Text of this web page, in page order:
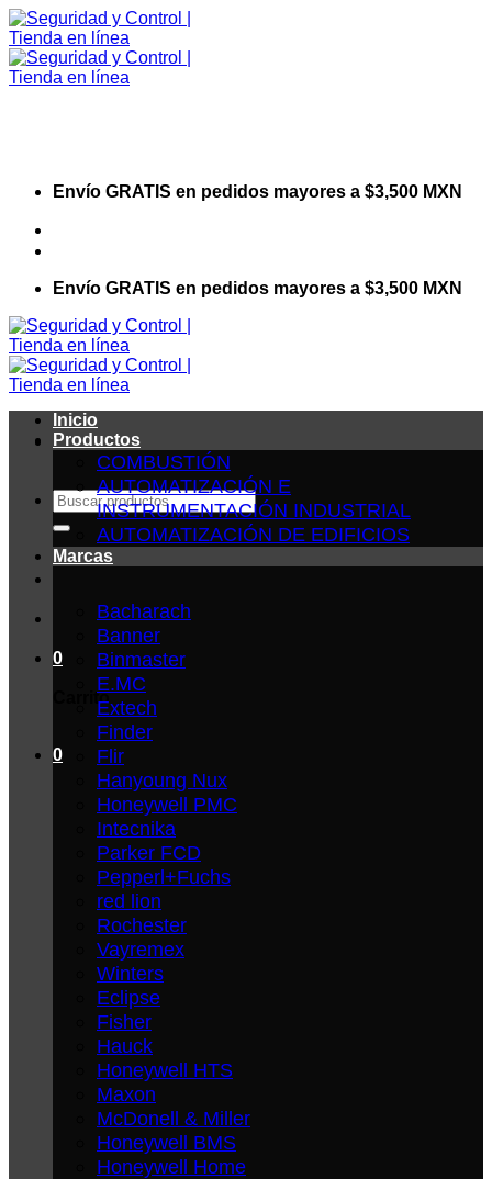
Saltar
al
contenido
Envío GRATIS en pedidos mayores a $3,500 MXN
Envío GRATIS en pedidos mayores a $3,500 MXN
Buscar
por:
0
Carrito
0
Inicio
Productos
COMBUSTIÓN
AUTOMATIZACIÓN E
INSTRUMENTACIÓN INDUSTRIAL
AUTOMATIZACIÓN DE EDIFICIOS
Marcas
Bacharach
Banner
Binmaster
E.MC
Extech
Finder
Flir
Hanyoung Nux
Honeywell PMC
Intecnika
Parker FCD
Pepperl+Fuchs
red lion
Rochester
Vayremex
Winters
Eclipse
Fisher
Hauck
Honeywell HTS
Maxon
McDonell & Miller
Honeywell BMS
Honeywell Home